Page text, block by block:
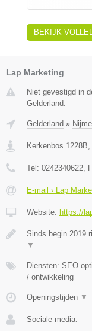
BEKIJK
Lap Marketing
Niet gevestigd in
Gelderland.
Gelderland »
Kerkenbos 1228B
Tel: 0242340622 ,
E-mail › Lap
Website: https://
Sinds begin 2019
▼
Diensten: SEO
/ ontwikkeling
Openingstijden ▼
Sociale media: